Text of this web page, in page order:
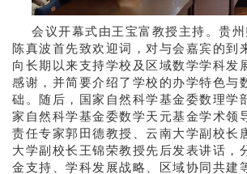
会议开幕式由王宝富教授主持。贵
陈真波首先致欢迎词，对与会嘉宾的到
向长期以来支持学校及区域数学学科发
感谢，并简要介绍了学校的办学特色与
础。随后，国家自然科学基金委数理学
家自然科学基金委数学天元基金学术领
责任专家郭田德教授、云南大学副校长
大学副校长王锦荣教授先后发表讲话，
金支持、学科发展战略、区域协同共建